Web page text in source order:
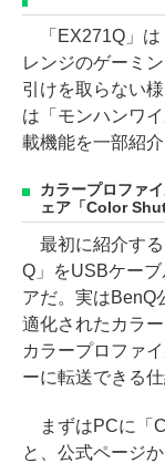
「EX271Q」は
レンジのゲーミ
引けを取らない
は「モンハンワ
載機能を一部紹介
カラープロファ
ェア「Color
最初に紹介する
Q」をUSBケー
アだ。実はBenQ
適化されたカラ
カラープロファ
ーに転送できる
まずはPCに「
と、公式ページ